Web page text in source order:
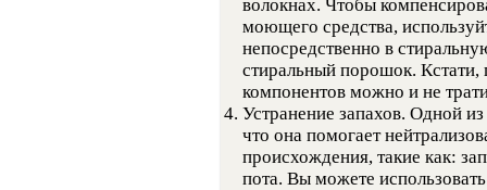
волокнах. Чтобы
моющего средства,
непосредственно в
стиральный порошок.
компонентов можно и не
Устранение запахов. Одной
что она помогает
происхождения, такие как:
пота. Вы можете